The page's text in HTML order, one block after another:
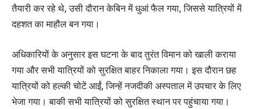
तैयारी कर रहे थे, उसी दौरान केबिन में धुआं फैल गया, जिससे यात्रियों में
दहशत का माहौल बन गया।
अधिकारियों के अनुसार इस घटना के बाद तुरंत विमान को खाली कराया
गया और सभी यात्रियों को सुरक्षित बाहर निकाला गया। इस दौरान छह
यात्रियों को हल्की चोटें आईं, जिन्हें नजदीकी अस्पताल में उपचार के लिए
भेजा गया। बाकी सभी यात्रियों को सुरक्षित स्थान पर पहुंचाया गया।